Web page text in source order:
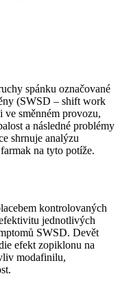
spánku označované
(SWSD –⁠ shift work
ve směnném provozu,
a následné problémy
shrnuje analýzu
na tyto potíže.
kontrolovaných
jednotlivých
SWSD. Devět
efekt zopiklonu na
modafinilu,